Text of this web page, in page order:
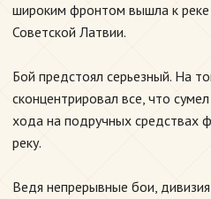
широким фронтом вышла к
Советской Латвии.
Бой предстоял серьезный. На
сконцентрировал все, что
хода на подручных средствах
реку.
Ведя непрерывные бои,